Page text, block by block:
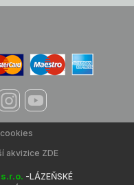
-LÁZEŇSKÉ
akvizice ZDE